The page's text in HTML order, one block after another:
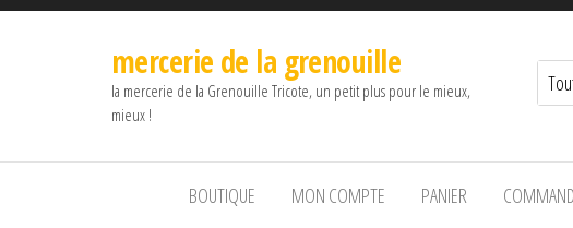
mercerie de la grenouille
la mercerie de la Grenouille Tricote, un petit plus pour le mieux,
mieux !
BOUTIQUE MON COMPTE PANIER